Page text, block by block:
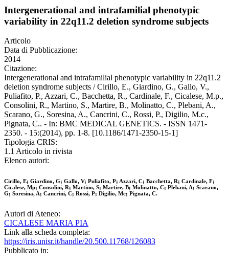
Intergenerational and intrafamilial phenotypic
variability in 22q11.2 deletion syndrome subjects
Articolo
Data di Pubblicazione:
2014
Citazione:
Intergenerational and intrafamilial phenotypic variability in 22q11.2
deletion syndrome subjects / Cirillo, E., Giardino, G., Gallo, V.,
Puliafito, P., Azzari, C., Bacchetta, R., Cardinale, F., Cicalese, M.p.,
Consolini, R., Martino, S., Martire, B., Molinatto, C., Plebani, A.,
Scarano, G., Soresina, A., Cancrini, C., Rossi, P., Digilio, M.c.,
Pignata, C.. - In: BMC MEDICAL GENETICS. - ISSN 1471-
2350. - 15:(2014), pp. 1-8. [10.1186/1471-2350-15-1]
Tipologia CRIS:
1.1 Articolo in rivista
Elenco autori:
Cirillo, E; Giardino, G; Gallo, V; Puliafito, P; Azzari, C; Bacchetta, R; Cardinale, F;
Cicalese, Mp; Consolini, R; Martino, S; Martire, B; Molinatto, C; Plebani, A; Scarano,
G; Soresina, A; Cancrini, C; Rossi, P; Digilio, Mc; Pignata, C.
Autori di Ateneo:
CICALESE MARIA PIA
Link alla scheda completa:
https://iris.unisr.it/handle/20.500.11768/126083
Pubblicato in: